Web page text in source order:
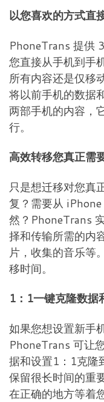
以您喜欢的方式直
PhoneTrans 提供
您直接从手机到手
所有内容还是仅移
将以前手机的数据
两部手机的内容，
行。
高效转移您真正需
只是想迁移对您真
复？需要从
然？PhoneTrans
择和传输所需的内
片，收集的音乐等
移时间。
1：1一键克隆数据
如果您想设置新手
PhoneTrans 可让
据和设置1：1克隆
保留很长时间的重
在正确的地方等着您